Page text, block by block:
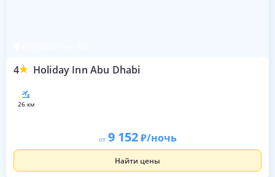
4 Holiday Inn Abu Dhabi
26 км
от 9 152 /ночь
Найти цены